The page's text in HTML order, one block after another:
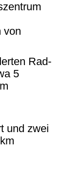
von
Rad-
5
und zwei